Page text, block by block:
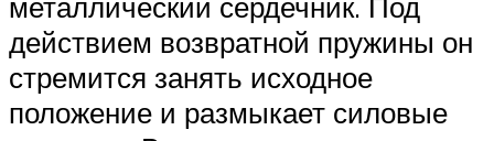
действием возвратной пружины он
стремится занять исходное
положение и размыкает силовые